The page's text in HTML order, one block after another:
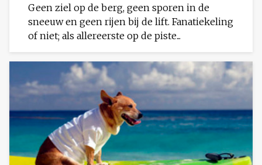
Geen ziel op de berg, geen sporen in de
sneeuw en geen rijen bij de lift. Fanatiekeling
of niet; als allereerste op de piste...